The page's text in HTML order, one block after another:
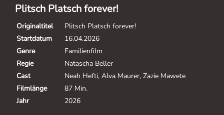
Plitsch Platsch forever!
Originaltitel
Plitsch Platsch forever!
Startdatum
16.04.2026
Genre
Familienfilm
Regie
Natascha Beller
Cast
Neah Hefti, Alva Maurer, Zazie Mawete
Filmlänge
87 Min.
Jahr
2026